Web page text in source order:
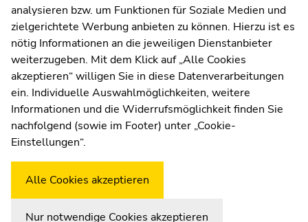
Impressum
Datenschutzerklärung
Cookie-Einstellungen
Barrierefreiheitserklärung
WetterstationUni Graz
analysieren bzw. um Funktionen für Soziale Medien und
zielgerichtete Werbung anbieten zu können. Hierzu ist es
nötig Informationen an die jeweiligen Dienstanbieter
weiterzugeben. Mit dem Klick auf „Alle Cookies
akzeptieren“ willigen Sie in diese Datenverarbeitungen
ein. Individuelle Auswahlmöglichkeiten, weitere
Informationen und die Widerrufsmöglichkeit finden Sie
nachfolgend (sowie im Footer) unter „Cookie-
Einstellungen“.
Alle Cookies akzeptieren
Nur notwendige Cookies akzeptieren